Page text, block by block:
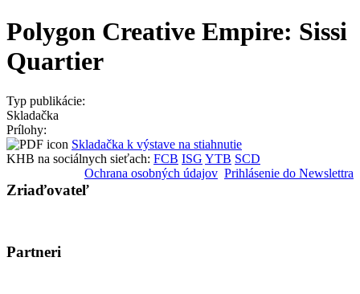
Polygon Creative Empire: Sissi
Quartier
Typ publikácie:
Skladačka
Prílohy:
Skladačka k výstave na stiahnutie
KHB na sociálnych sieťach: FCB ISG YTB SCD
Prihlásenie do Newslettra
Ochrana osobných údajov
Zriaďovateľ
Partneri